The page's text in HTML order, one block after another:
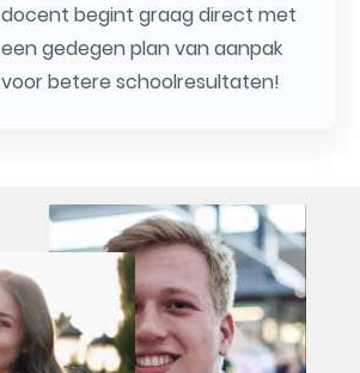
docent begint graag direct met
een gedegen plan van aanpak
voor betere schoolresultaten!